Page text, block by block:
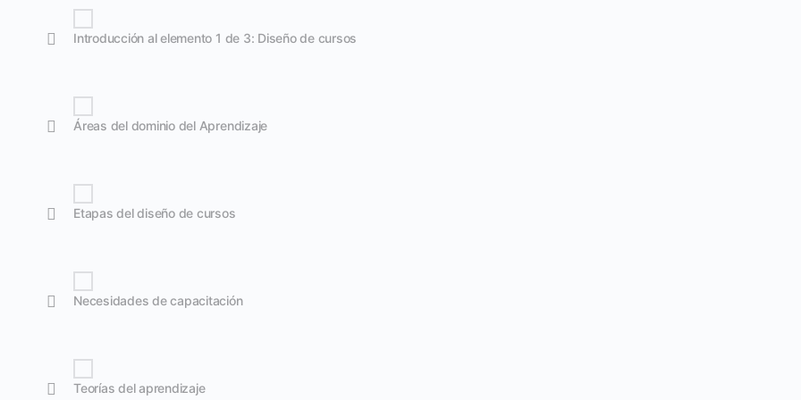
Introducción al elemento 1 de 3: Diseño de cursos
Áreas del dominio del Aprendizaje
Etapas del diseño de cursos
Necesidades de capacitación
Teorías del aprendizaje